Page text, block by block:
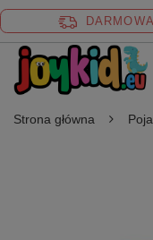
Strona główna